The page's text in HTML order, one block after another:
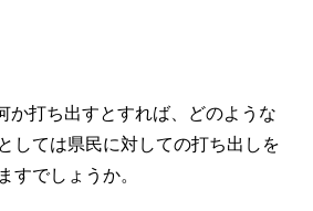
か打ち出すとすれば、どのような
しては県民に対しての打ち出しを
すでしょうか。